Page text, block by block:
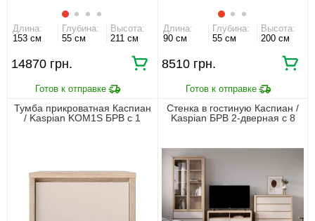
Длина:
153 см
Глубина:
55 см
Высота:
211 см
14870 грн.
Длина:
90 см
Глубина:
55 см
Высота:
200 см
8510 грн.
Тумба прикроватная Каспиан
/ Kaspian KOM1S БРВ с 1
Стенка в гостиную Каспиан /
Kaspian БРВ 2-дверная с 8